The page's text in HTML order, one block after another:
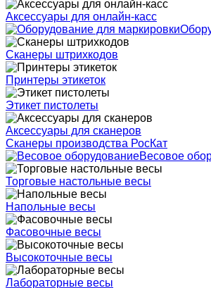
Аксессуары для онлайн-касс
Сканеры штрихкодов
Принтеры этикеток
Этикет пистолеты
Аксессуары для сканеров
Сканеры производства РосКат
Весовое
Торговые настольные весы
Напольные весы
Фасовочные весы
Высокоточные весы
Лабораторные весы